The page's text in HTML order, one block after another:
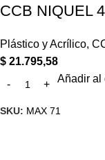
CCB NIQUEL
Plástico y Acrílico,
$ 21.795,58
Añadir al
SKU: MAX 71